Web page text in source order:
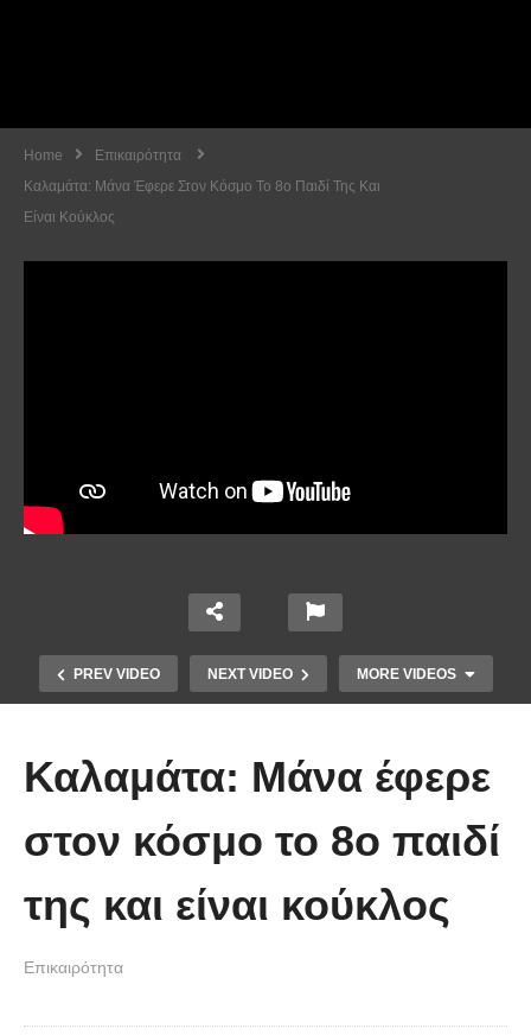
Home
Επικαιρότητα
Καλαμάτα: Μάνα Έφερε Στον Κόσμο Το 8ο Παιδί Της Και
Είναι Κούκλος
PREV VIDEO NEXT VIDEO MORE VIDEOS
πρώτη στιγμή και συγκίνησε το
νοηματική με ένα μικρό κορίτσι
Καλαμάτα: Μάνα έφερε
στον κόσμο το 8ο παιδί
της και είναι κούκλος
Επικαιρότητα